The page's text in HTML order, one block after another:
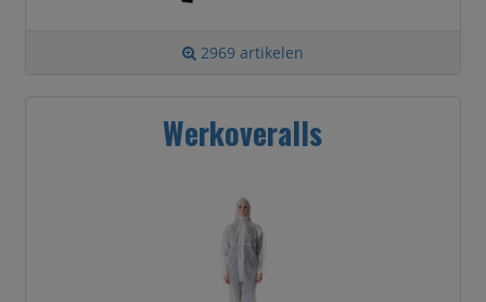
2969 artikelen
Werkoveralls